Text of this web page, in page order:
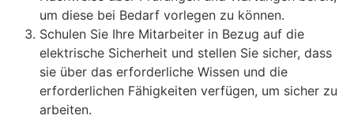
um diese bei Bedarf vorlegen zu können.
Schulen Sie Ihre Mitarbeiter in Bezug auf die
elektrische Sicherheit und stellen Sie sicher, dass
sie über das erforderliche Wissen und die
erforderlichen Fähigkeiten verfügen, um sicher zu
arbeiten.